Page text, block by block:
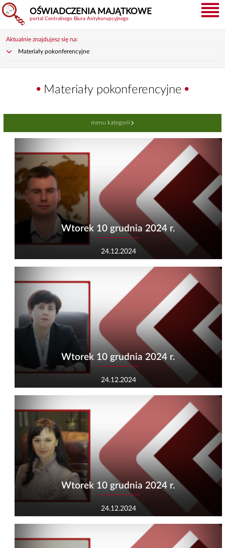
OŚWIADCZENIA MAJĄTKOWE
portal Centralnego Biura Antykorupcyjnego
Aktualnie znajdujesz się na:
Materiały pokonferencyjne
Materiały pokonferencyjne
menu kategorii
Wtorek 10 grudnia 2024 r.
24.12.2024
Wtorek 10 grudnia 2024 r.
24.12.2024
Wtorek 10 grudnia 2024 r.
24.12.2024